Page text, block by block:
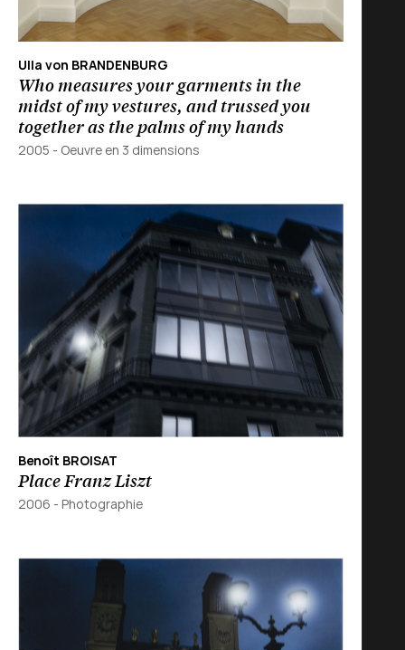
Ulla von BRANDENBURG
Who measures your garments in the
midst of my vestures, and trussed you
together as the palms of my hands
2005 - Oeuvre en 3 dimensions
Benoît BROISAT
Place Franz Liszt
2006 - Photographie